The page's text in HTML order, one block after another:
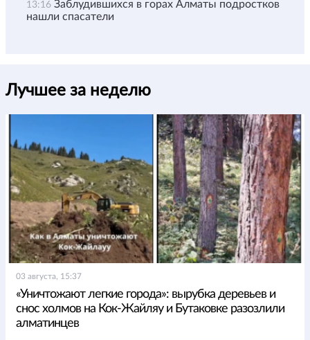
13:16 Заблудившихся в горах Алматы подростков
нашли спасатели
Лучшее за неделю
03 августа, 15:37
«Уничтожают легкие города»: вырубка деревьев и
снос холмов на Кок-Жайляу и Бутаковке разозлили
алматинцев